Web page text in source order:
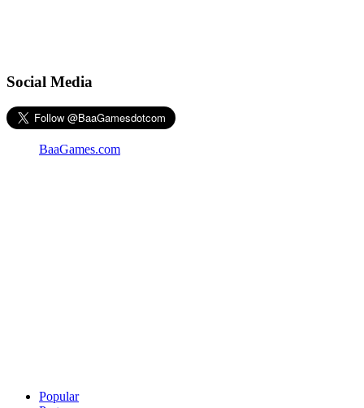
Social Media
BaaGames.com
Popular